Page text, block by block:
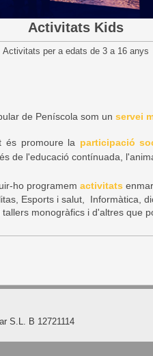
Activitats Kids
Activitats per a edats de 3 a 16 anys
de Peníscola som un servei
és promoure la participació
de l'educació contínuada,
ho programem activitats
Esports i salut, Informàtica,
monogràfics i d'altres que
S.L. B 12721114